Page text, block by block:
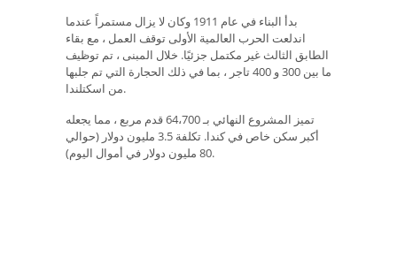
بدأ البناء في عام 1911 وكان لا يزال مستمراً عندما
اندلعت الحرب العالمية الأولى توقف العمل ، مع بقاء
الطابق الثالث غير مكتمل جزئيًا. خلال المبنى ، تم توظيف
ما بين 300 و 400 تاجر ، بما في ذلك الحجارة التي تم جلبها
من اسكتلندا.
تميز المشروع النهائي بـ 64،700 قدم مربع ، مما يجعله
أكبر سكن خاص في كندا. تكلفة 3.5 مليون دولار (حوالي
80 مليون دولار في أموال اليوم).